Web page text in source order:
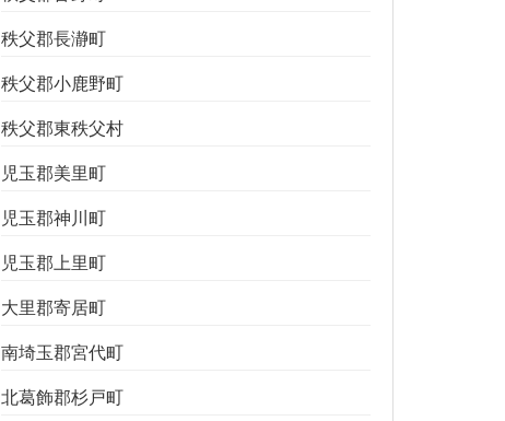
秩父郡長瀞町
秩父郡小鹿野町
秩父郡東秩父村
児玉郡美里町
児玉郡神川町
児玉郡上里町
大里郡寄居町
南埼玉郡宮代町
北葛飾郡杉戸町